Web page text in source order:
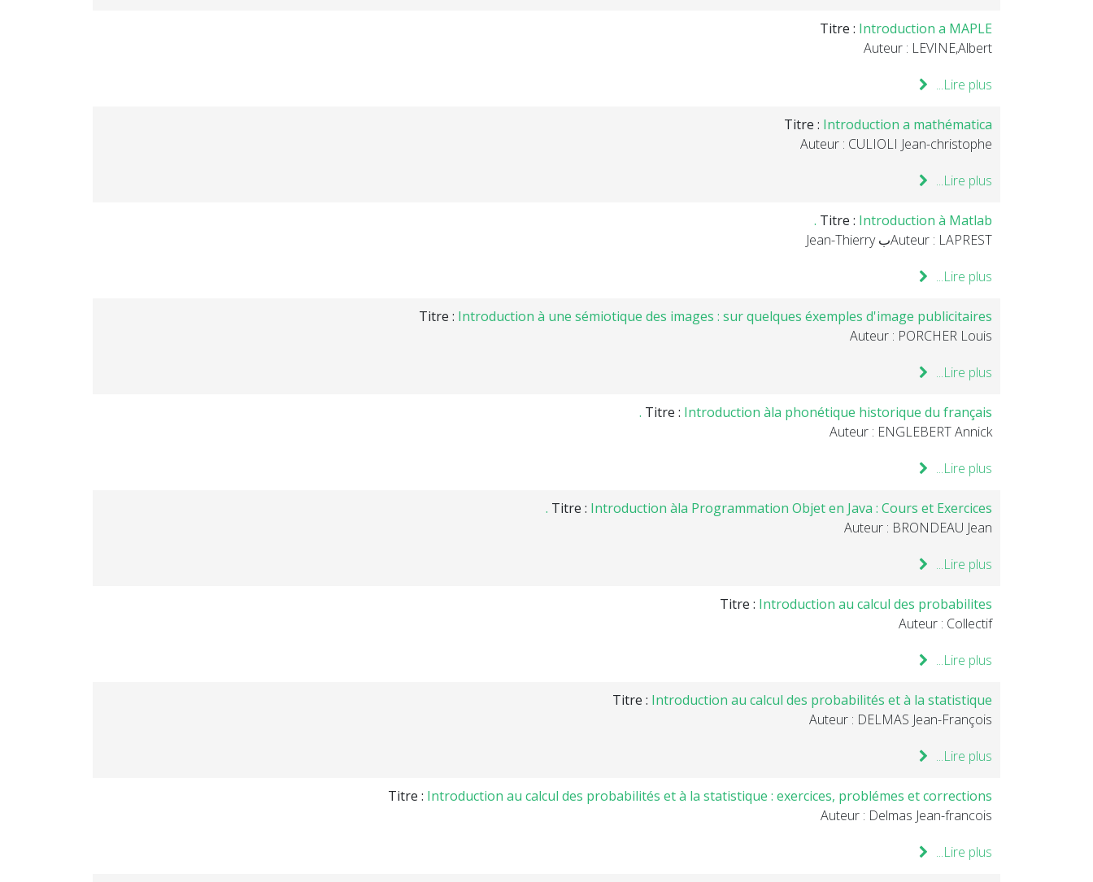
Titre : Introduction a MAPLE
Auteur : LEVINE,Albert
Lire plus...
Titre : Introduction a mathématica
Auteur : CULIOLI Jean-christophe
Lire plus...
Titre : Introduction à Matlab .
Auteur : LAPRESTب Jean-Thierry
Lire plus...
Titre : Introduction à une sémiotique des images : sur quelques éxemples d'image publicitaires
Auteur : PORCHER Louis
Lire plus...
Titre : Introduction àla phonétique historique du français .
Auteur : ENGLEBERT Annick
Lire plus...
Titre : Introduction àla Programmation Objet en Java : Cours et Exercices .
Auteur : BRONDEAU Jean
Lire plus...
Titre : Introduction au calcul des probabilites
Auteur : Collectif
Lire plus...
Titre : Introduction au calcul des probabilités et à la statistique
Auteur : DELMAS Jean-François
Lire plus...
Titre : Introduction au calcul des probabilités et à la statistique : exercices, problémes et corrections
Auteur : Delmas Jean-francois
Lire plus...